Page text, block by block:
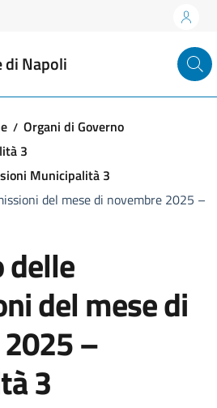
di Napoli
Organi di Governo
3
Municipalità 3
del mese di novembre 2025 –
delle
del mese di
–
3